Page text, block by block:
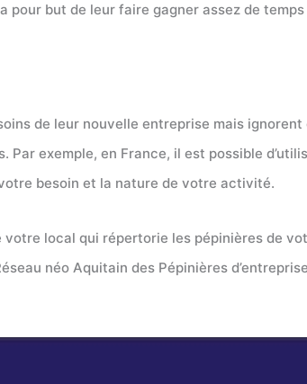
pour but de leur faire gagner assez de
de leur nouvelle entreprise mais
exemple, en France, il est possible
besoin et la nature de votre activité.
local qui répertorie les pépinières de
néo Aquitain des Pépinières